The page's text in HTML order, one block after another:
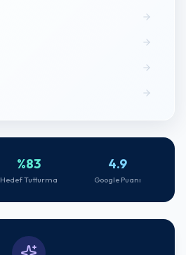
%83
Hedef Tutturma
4.9
Google Puanı